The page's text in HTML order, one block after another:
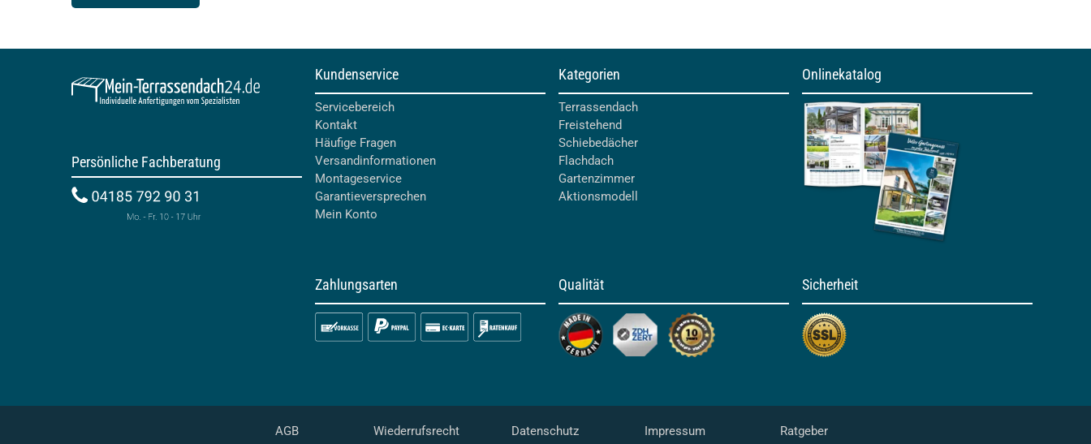
Persönliche Fachberatung
Kundenservice
Servicebereich
Kontakt
Häufige Fragen
Versandinformationen
Montageservice
Garantieversprechen
Mein Konto
Kategorien
Terrassendach
Freistehend
Schiebedächer
Flachdach
Gartenzimmer
Aktionsmodell
Onlinekatalog
Zahlungsarten Qualität Sicherheit
AGB Wiederrufsrecht Datenschutz Impressum Ratgeber